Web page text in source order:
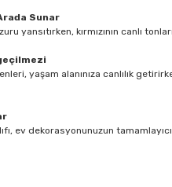
Sunar
yansıtırken, kırmızının canlı
yaşam alanınıza canlılık
ev dekorasyonunuzun